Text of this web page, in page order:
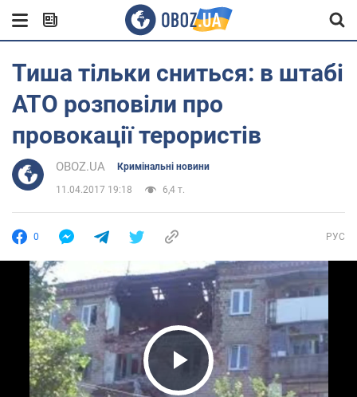
Тиша тільки сниться: в штабі
АТО розповіли про
провокації терористів
OBOZ.UA Кримінальні новини
11.04.2017 19:18 6,4 т.
0 РУС